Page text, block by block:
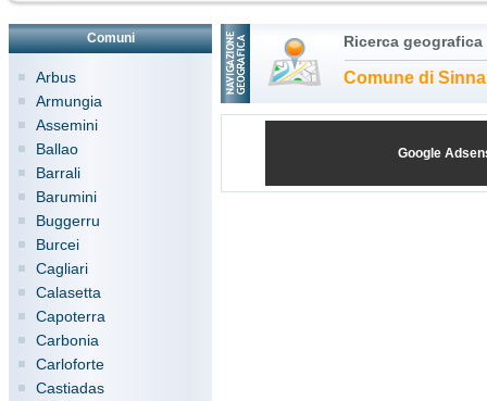
Comuni
Arbus
Armungia
Assemini
Ballao
Barrali
Barumini
Buggerru
Burcei
Cagliari
Calasetta
Capoterra
Carbonia
Carloforte
Castiadas
Ricerca
Comune di
Google